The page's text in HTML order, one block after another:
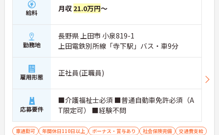
給料 月収 21.0万円～
勤務地
長野県 上田市 小泉819-1
上田電鉄別所線「寺下駅」バス・車9分
雇用形態 正社員(正職員)
応募要件
■介護福祉士必須 ■普通自動車免許必須（A
T限定可） ■経験不問
車通勤可 年間休日110日以上 ボーナス・賞与あり 社会保険完備
交通費支給